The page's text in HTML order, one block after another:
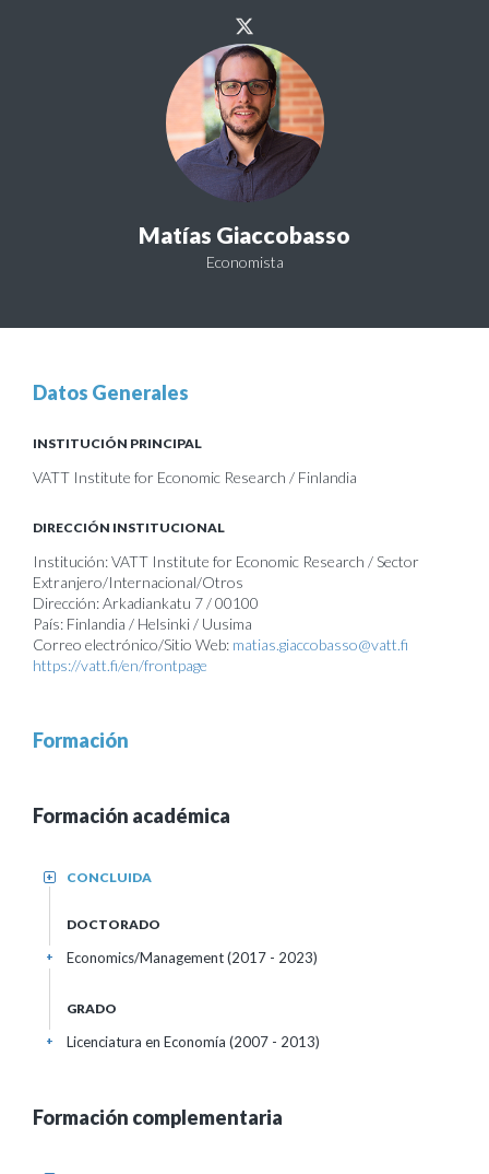
Matías Giaccobasso
Economista
Datos Generales
INSTITUCIÓN PRINCIPAL
VATT Institute for Economic Research / Finlandia
DIRECCIÓN INSTITUCIONAL
Institución: VATT Institute for Economic Research / Sector
Extranjero/Internacional/Otros
Dirección: Arkadiankatu 7 / 00100
País: Finlandia / Helsinki / Uusima
Correo electrónico/Sitio Web: matias.giaccobasso@vatt.fi
https://vatt.fi/en/frontpage
Formación
Formación académica
CONCLUIDA
+
DOCTORADO
Economics/Management (2017 - 2023)
+
GRADO
Licenciatura en Economía (2007 - 2013)
+
Formación complementaria